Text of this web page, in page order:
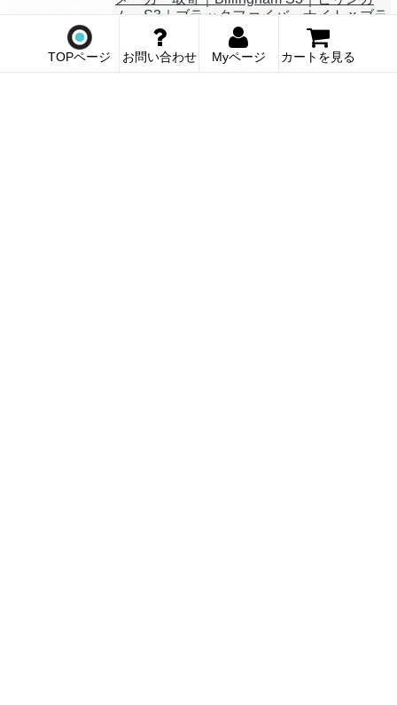
TOPページ お問い合わせ Myページ カートを見る
ム S3｜ブラックファイバーナイト x ブラ
ックレザー｜宅配便送料込｜納期見込8週
間
当店販売価格
56,430円(税込)